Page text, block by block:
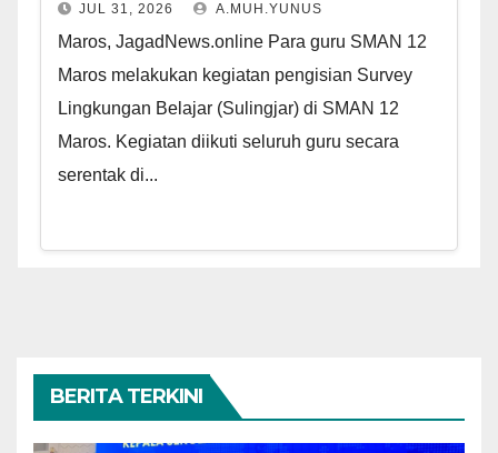
JUL 31, 2026 A.MUH.YUNUS
Maros, JagadNews.online Para guru SMAN 12
Maros melakukan kegiatan pengisian Survey
Lingkungan Belajar (Sulingjar) di SMAN 12
Maros. Kegiatan diikuti seluruh guru secara
serentak di...
BERITA TERKINI